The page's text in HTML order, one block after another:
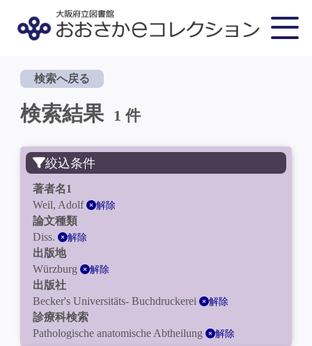
検索へ戻る
検索結果 1 件
絞込条件
著者名1
Weil, Adolf
解除
論文種類
Diss.
解除
出版地
Würzburg
解除
出版社
Becker's Universitäts- Buchdruckerei
解除
診療科検索
Pathologische anatomische Abtheilung
解除